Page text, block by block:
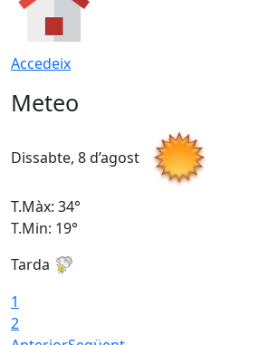
Accedeix
Meteo
Dissabte, 8 d’agost
T.Màx: 34°
T.Min: 19°
Tarda
1
2